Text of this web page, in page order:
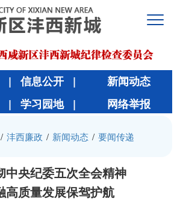
| 信息公开 |
新闻动态
| 学习园地 | 网络举报
/ 沣西廉政 / 新闻动态 / 要闻传递
中央纪委五次全会精神
高质量发展保驾护航